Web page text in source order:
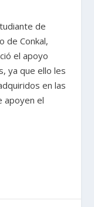
de
de Conkal,
el apoyo
ya que ello les
en las
apoyen el